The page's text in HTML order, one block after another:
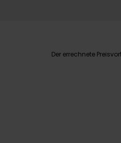
Der errechnete